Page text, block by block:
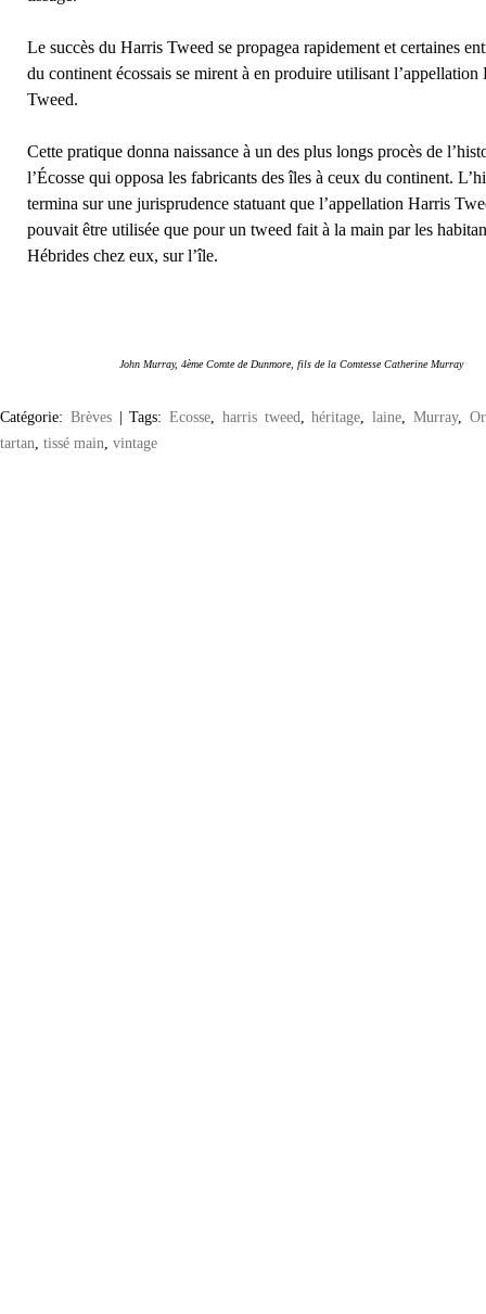
Le succès du Harris Tweed se propagea rapidement et certaines
du continent écossais se mirent à en produire utilisant l’appellation
Tweed.
Cette pratique donna naissance à un des plus longs procès de
l’Écosse qui opposa les fabricants des îles à ceux du continent.
termina sur une jurisprudence statuant que l’appellation Harris
pouvait être utilisée que pour un tweed fait à la main par les
Hébrides chez eux, sur l’île.
John Murray, 4ème Comte de Dunmore, fils de la Comtesse Catherine Murray
Catégorie: Brèves |Tags: Ecosse, harris tweed,héritage, laine, Murray,
tartan, tissé main, vintage